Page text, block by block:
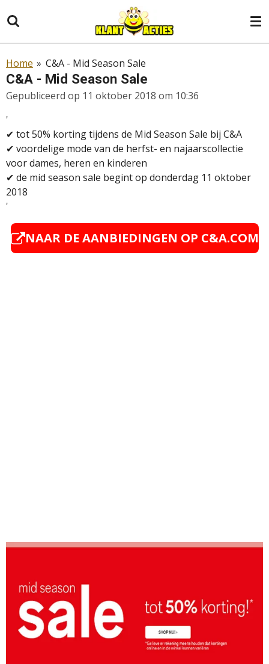
direct
naar
hoofdinhoud
Home » C&A - Mid Season Sale
C&A - Mid Season Sale
Gepubliceerd op 11 oktober 2018 om 10:36
'
✔ tot 50% korting tijdens de Mid Season Sale bij C&A
✔ voordelige mode van de herfst- en najaarscollectie
voor dames, heren en kinderen
✔ de mid season sale begint op donderdag 11 oktober
2018
'
NAAR DE AANBIEDINGEN OP C&A.COM